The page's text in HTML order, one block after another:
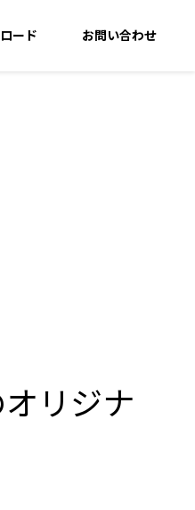
ード お問い合わせ
リジナ